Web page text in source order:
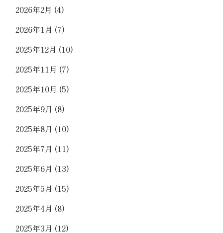
2026年2月 (4)
2026年1月 (7)
2025年12月 (10)
2025年11月 (7)
2025年10月 (5)
2025年9月 (8)
2025年8月 (10)
2025年7月 (11)
2025年6月 (13)
2025年5月 (15)
2025年4月 (8)
2025年3月 (12)